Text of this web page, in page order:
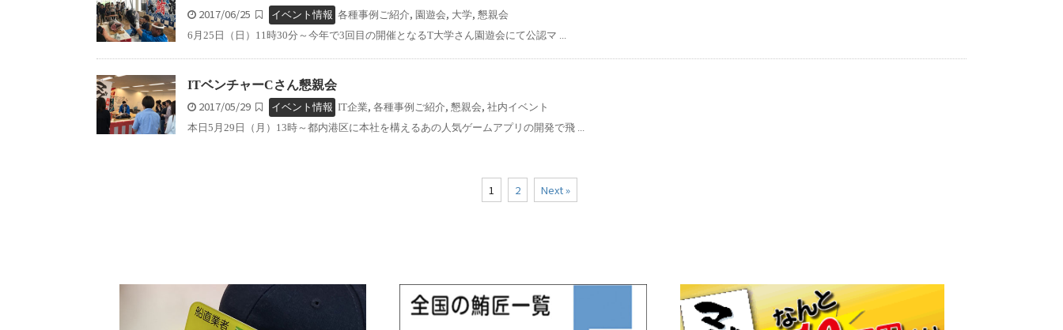
2017/06/25 イベント情報 各種事例ご紹介, 園遊会, 大学, 懇親会
6月25日（日）11時30分～今年で3回目の開催となるT大学さん園遊会にて公認マ ...
ITベンチャーCさん懇親会
2017/05/29 イベント情報 IT企業, 各種事例ご紹介, 懇親会, 社内イベント
本日5月29日（月）13時～都内港区に本社を構えるあの人気ゲームアプリの開発で飛 ...
1 2 Next »